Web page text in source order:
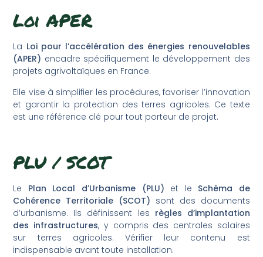
Loi APER
La Loi pour l’accélération des énergies renouvelables
(APER) encadre spécifiquement le développement des
projets agrivoltaïques en France.
Elle vise à simplifier les procédures, favoriser l’innovation
et garantir la protection des terres agricoles. Ce texte
est une référence clé pour tout porteur de projet.
PLU / SCOT
Le Plan Local d’Urbanisme (PLU) et le Schéma de
Cohérence Territoriale (SCOT) sont des documents
d’urbanisme. Ils définissent les règles d’implantation
des infrastructures, y compris des centrales solaires
sur terres agricoles. Vérifier leur contenu est
indispensable avant toute installation.